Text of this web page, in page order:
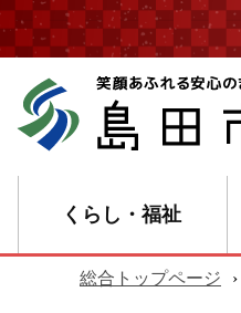
くらし・福祉
総合トップページ ›